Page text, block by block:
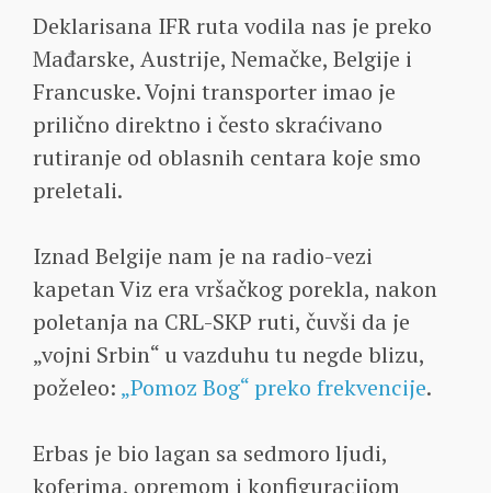
Deklarisana IFR ruta vodila nas je preko
Mađarske, Austrije, Nemačke, Belgije i
Francuske. Vojni transporter imao je
prilično direktno i često skraćivano
rutiranje od oblasnih centara koje smo
preletali.
Iznad Belgije nam je na radio-vezi
kapetan Viz era vršačkog porekla, nakon
poletanja na CRL-SKP ruti, čuvši da je
„vojni Srbin“ u vazduhu tu negde blizu,
poželeo: „Pomoz Bog“ preko frekvencije.
Erbas je bio lagan sa sedmoro ljudi,
koferima, opremom i konfiguracijom